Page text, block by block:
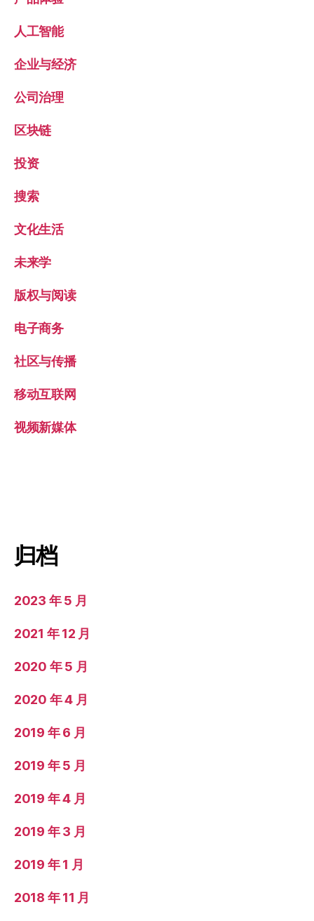
人工智能
企业与经济
公司治理
区块链
投资
搜索
文化生活
未来学
版权与阅读
电子商务
社区与传播
移动互联网
视频新媒体
归档
2023 年 5 月
2021 年 12 月
2020 年 5 月
2020 年 4 月
2019 年 6 月
2019 年 5 月
2019 年 4 月
2019 年 3 月
2019 年 1 月
2018 年 11 月